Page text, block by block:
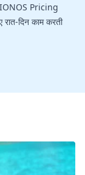
IONOS Pricing
दिन काम करती